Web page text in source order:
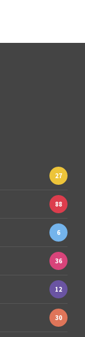
27
88
6
36
12
30